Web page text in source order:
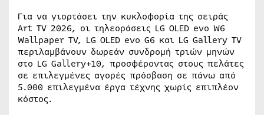
Για να γιορτάσει την κυκλοφορία της σειράς
Art TV 2026, οι τηλεοράσεις LG OLED evo W6
Wallpaper TV, LG OLED evo G6 και LG Gallery TV
περιλαμβάνουν δωρεάν συνδρομή τριών μηνών
στο LG Gallery+10, προσφέροντας στους πελάτες
σε επιλεγμένες αγορές πρόσβαση σε πάνω από
5.000 επιλεγμένα έργα τέχνης χωρίς επιπλέον
κόστος.